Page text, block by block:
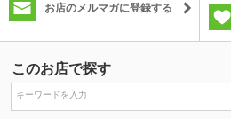
お店のメルマガに登録する
このお店で探す